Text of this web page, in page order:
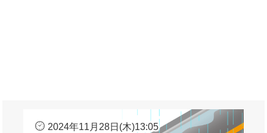
2024年11月28日(木)13:05